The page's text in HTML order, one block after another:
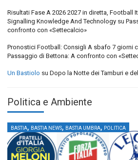
Risultati Fase A 2026 2027 in diretta, Football
Signalling Knowledge And Technology su
confronto con «Settecalcio»
Pronostici Football: Consigli A sbafo 7 giorni
Passaggio di Bettona: A confronto con
Un Bastiolo su Dopo la Notte dei Tamburi e
Politica e Ambiente
BASTIA, BASTIA NEWS, BASTIA UMBRA, POLITICA